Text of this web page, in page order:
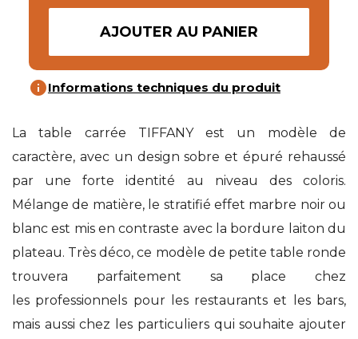
AJOUTER AU PANIER
infoInformations techniques du produit
La table carrée TIFFANY est un modèle de
caractère, avec un design sobre et épuré rehaussé
par une forte identité au niveau des coloris.
Mélange de matière, le stratifié effet marbre noir ou
blanc est mis en contraste avec la bordure laiton du
plateau. Très déco, ce modèle de petite table ronde
trouvera parfaitement sa place chez
les professionnels pour les restaurants et les bars,
mais aussi chez les particuliers qui souhaite ajouter